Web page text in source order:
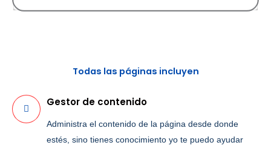
Todas las páginas incluyen
Gestor de contenido
Administra el contenido de la página desde donde
estés, sino tienes conocimiento yo te puedo ayudar